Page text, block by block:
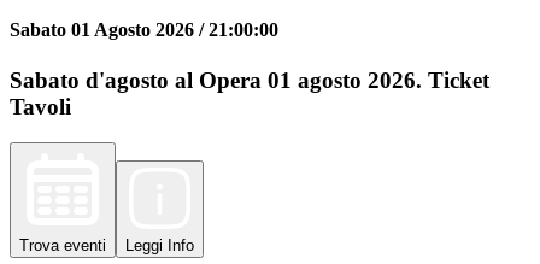
Sabato 01 Agosto 2026 /21:00:00
Sabato d'agosto al Opera 01 agosto 2026. Ticket
Tavoli
Trova eventi Leggi Info